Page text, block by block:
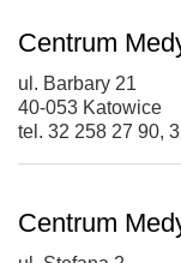
Centrum
ul. Barbary 21
40-053 Katowice
tel. 32 258 27 90,
Centrum